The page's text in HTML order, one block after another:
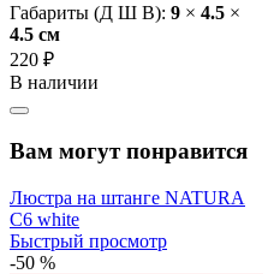
Габариты (Д Ш В): 9 × 4.5 ×
4.5 cм
220 ₽
В наличии
Вам могут понравится
Люстра на штанге NATURA
C6 white
Быстрый просмотр
-50 %